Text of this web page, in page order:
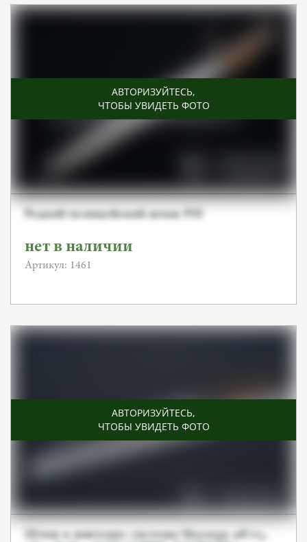
АВТОРИЗУЙТЕСЬ,
ЧТОБЫ УВИДЕТЬ ФОТО
Редкий полицейский штык PSS
нет в наличии
Артикул: 1461
АВТОРИЗУЙТЕСЬ,
ЧТОБЫ УВИДЕТЬ ФОТО
Штык к винтовке системы Маузера 98/05,